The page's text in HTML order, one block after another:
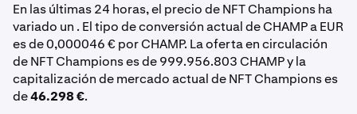
En las últimas 24 horas, el precio de NFT Champions ha
variado un . El tipo de conversión actual de CHAMP a EUR
es de 0,000046 € por CHAMP. La oferta en circulación
de NFT Champions es de 999.956.803 CHAMP y la
capitalización de mercado actual de NFT Champions es
de46.298 €.